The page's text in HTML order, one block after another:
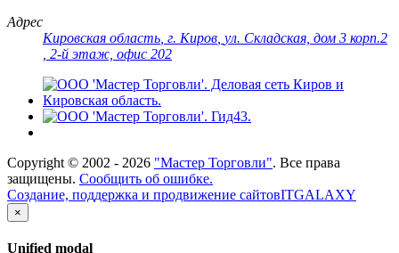
Адрес
Кировская область г. Киров ул. Складская, дом 3 корп.2
, 2-й этаж, офис 202
Copyright © 2002 - 2026 "Мастер Торговли". Все права
защищены. Сообщить об ошибке.
Создание, поддержка и продвижение сайтовITGALAXY
×
Unified modal